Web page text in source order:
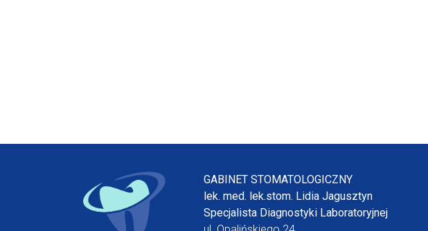
GABINET STOMATOLOGICZNY
lek. med. lek.stom. Lidia Jagusztyn
Specjalista Diagnostyki Laboratoryjnej